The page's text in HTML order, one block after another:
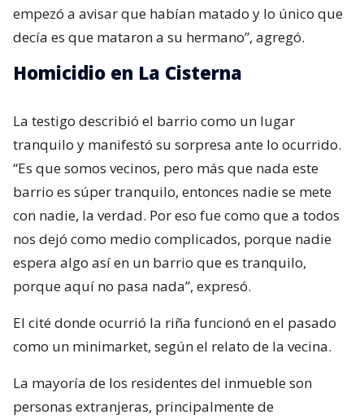
empezó a avisar que habían matado y lo único que
decía es que mataron a su hermano”, agregó.
Homicidio en La Cisterna
La testigo describió el barrio como un lugar
tranquilo y manifestó su sorpresa ante lo ocurrido.
“Es que somos vecinos, pero más que nada este
barrio es súper tranquilo, entonces nadie se mete
con nadie, la verdad. Por eso fue como que a todos
nos dejó como medio complicados, porque nadie
espera algo así en un barrio que es tranquilo,
porque aquí no pasa nada”, expresó.
El cité donde ocurrió la riña funcionó en el pasado
como un minimarket, según el relato de la vecina.
La mayoría de los residentes del inmueble son
personas extranjeras, principalmente de